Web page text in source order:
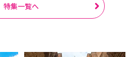
特集一覧へ